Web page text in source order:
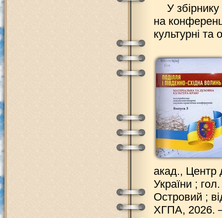
У
на
культурні та
акад., Центр
України ;
Островий ;
ХГПА, 2026. –